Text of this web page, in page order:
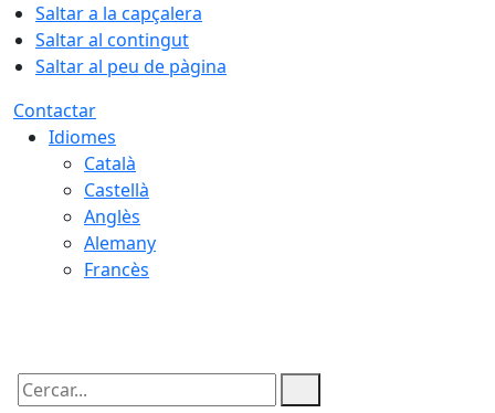
Saltar a la capçalera
Saltar al contingut
Saltar al peu de pàgina
Contactar
Idiomes
Català
Castellà
Anglès
Alemany
Francès